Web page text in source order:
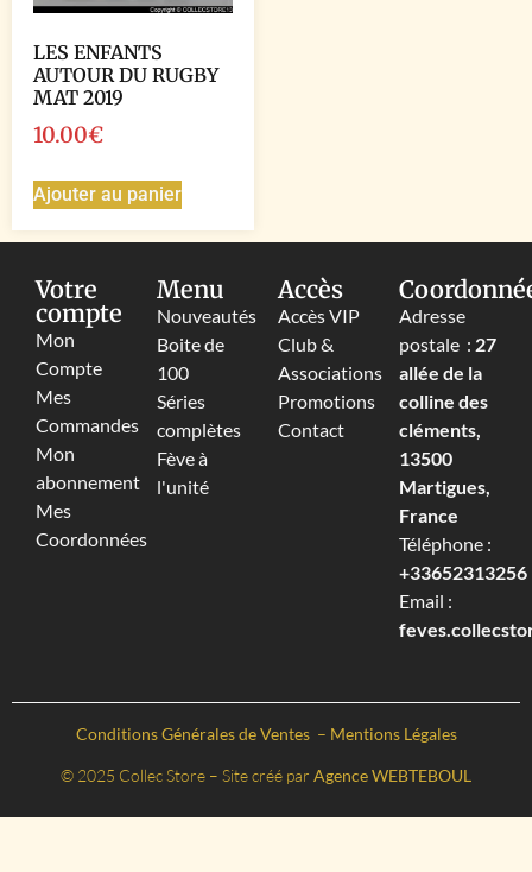
LES ENFANTS
AUTOUR DU RUGBY
MAT 2019
10.00€
Ajouter au panier
Votre
compte
Mon
Compte
Mes
Commandes
Mon
abonnement
Mes
Coordonnées
Menu
Nouveautés
Boite de
100
Séries
complètes
Fève à
l'unité
Accès
Accès VIP
Club &
Associations
Promotions
Contact
Adresse
postale : 27
allée de la
colline des
cléments,
13500
Martigues,
France
Téléphone :
+33652313256‬
Email :
Conditions Générales de Ventes – Mentions Légales
© 2025 Collec Store – Site créé par Agence WEBTEBOUL